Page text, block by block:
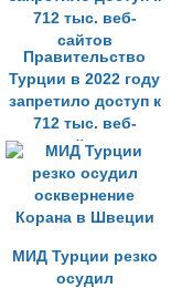
терроризму
Правительство
Турции в 2022 году
запретило доступ к
712 тыс. веб-
сайтов
МИД Турции резко
осудил